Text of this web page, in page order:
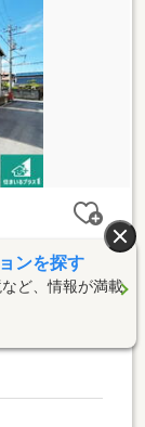
ンを探す
ど、情報が満載